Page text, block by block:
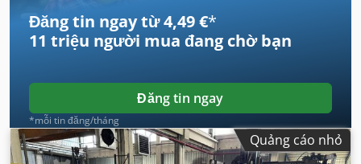
Đăng tin ngay từ 4,49 €*
11 triệu người mua đang chờ bạn
Đăng tin ngay
*mỗi tin đăng/tháng
Quảng cáo nhỏ